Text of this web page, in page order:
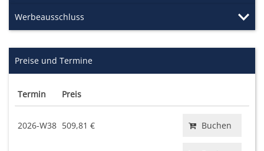
Werbeausschluss
Preise und Termine
Termin Preis
2026-W38 509,81 € Buchen